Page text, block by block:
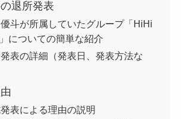
退所発表
斗が所属していたグループ「HiHi
についての簡単な紹介
表の詳細（発表日、発表方法な
表による理由の説明